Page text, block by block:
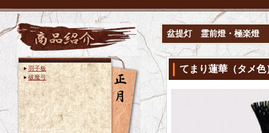
羽子板
破魔弓
盆提灯 霊前燈・極楽燈
てまり蓮華（タメ色